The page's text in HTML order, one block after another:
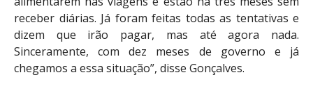
receber diárias. Já foram feitas todas as tentativas e
dizem que irão pagar, mas até agora nada.
Sinceramente, com dez meses de governo e já
chegamos a essa situação”, disse Gonçalves.